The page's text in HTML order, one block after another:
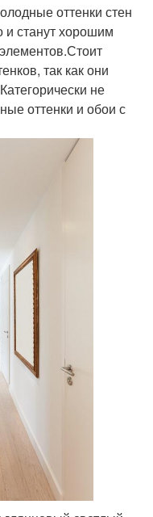
оттенки стен
и станут хорошим
так как они
не
оттенки и обои с